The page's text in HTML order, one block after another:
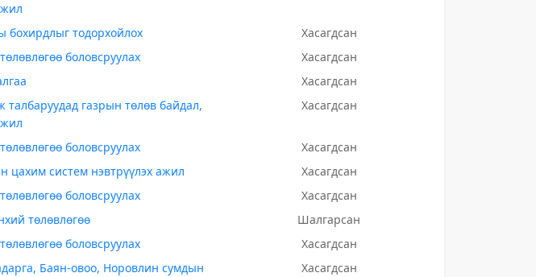
бохирдлыг тодорхойлох
Хасагдсан
боловсруулах
Хасагдсан
Хасагдсан
газрын төлөв байдал,
Хасагдсан
боловсруулах
Хасагдсан
цахим систем нэвтрүүлэх ажил
Хасагдсан
боловсруулах
Хасагдсан
төлөвлөгөө
Шалгарсан
боловсруулах
Хасагдсан
Баян-овоо, Норовлин сумдын
Хасагдсан